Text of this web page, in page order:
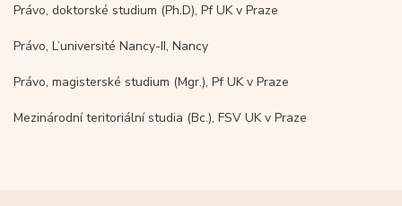
Právo, doktorské studium (Ph.D), Pf UK v Praze
Právo, L’université Nancy-II, Nancy
Právo, magisterské studium (Mgr.), Pf UK v Praze
Mezinárodní teritoriální studia (Bc.), FSV UK v Praze